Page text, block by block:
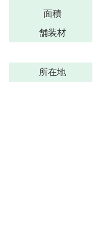
面積
舗装材
所在地